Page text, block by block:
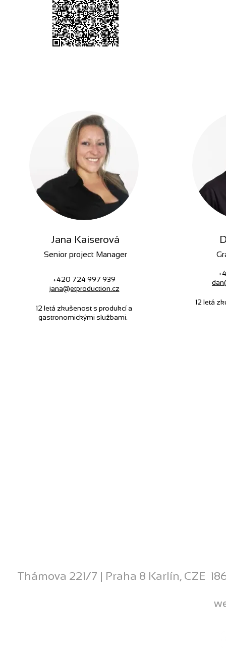
Jana Kaiserová
Senior project Manager
+420 724 997 939
jana@etproduction.cz
12 letá zkušenost s produkcí a
gastronomickými službami.
12 letá
Thámova 221/7 | Praha 8 Karlín, CZE